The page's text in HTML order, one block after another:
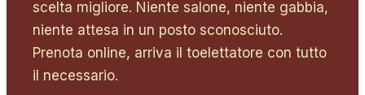
scelta migliore. Niente salone, niente gabbia,
niente attesa in un posto sconosciuto.
Prenota online, arriva il toelettatore con tutto
il necessario.